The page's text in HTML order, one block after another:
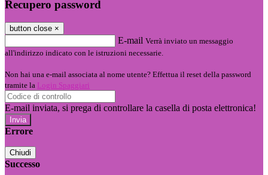
Recupero password
button close ×
E-mail Verrà inviato un messaggio
all'indirizzo indicato con le istruzioni necessarie.
Non hai una e-mail associata al nome utente? Effettua il reset della password
tramite la Login Spaggiari
E-mail inviata, si prega di controllare la casella di posta elettronica!
Errore
Chiudi
Successo